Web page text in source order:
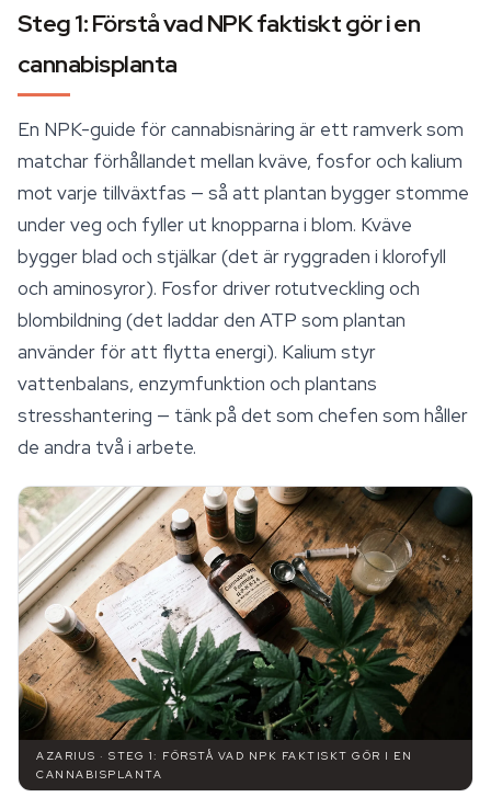
Steg 1: Förstå vad NPK faktiskt gör i en
cannabisplanta
En NPK-guide för cannabisnäring är ett ramverk som
matchar förhållandet mellan kväve, fosfor och kalium
mot varje tillväxtfas — så att plantan bygger stomme
under veg och fyller ut knopparna i blom. Kväve
bygger blad och stjälkar (det är ryggraden i klorofyll
och aminosyror). Fosfor driver rotutveckling och
blombildning (det laddar den ATP som plantan
använder för att flytta energi). Kalium styr
vattenbalans, enzymfunktion och plantans
stresshantering — tänk på det som chefen som håller
de andra två i arbete.
AZARIUS · STEG 1: FÖRSTÅ VAD NPK FAKTISKT GÖR I EN
CANNABISPLANTA